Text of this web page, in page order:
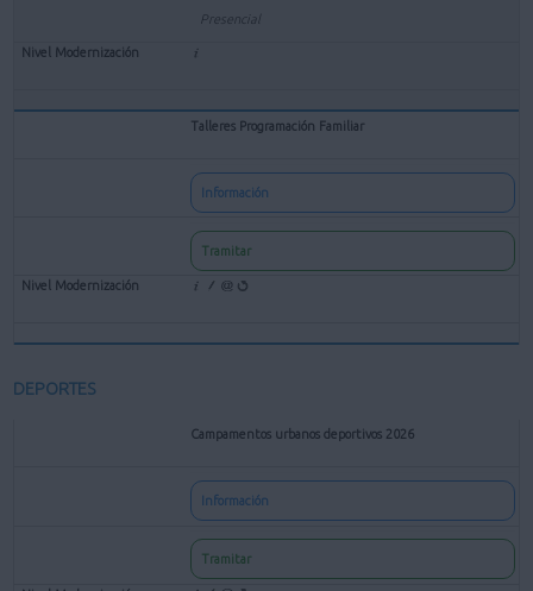
Presencial
Talleres Programación Familiar
Información
Tramitar
DEPORTES
Campamentos urbanos deportivos 2026
Información
Tramitar